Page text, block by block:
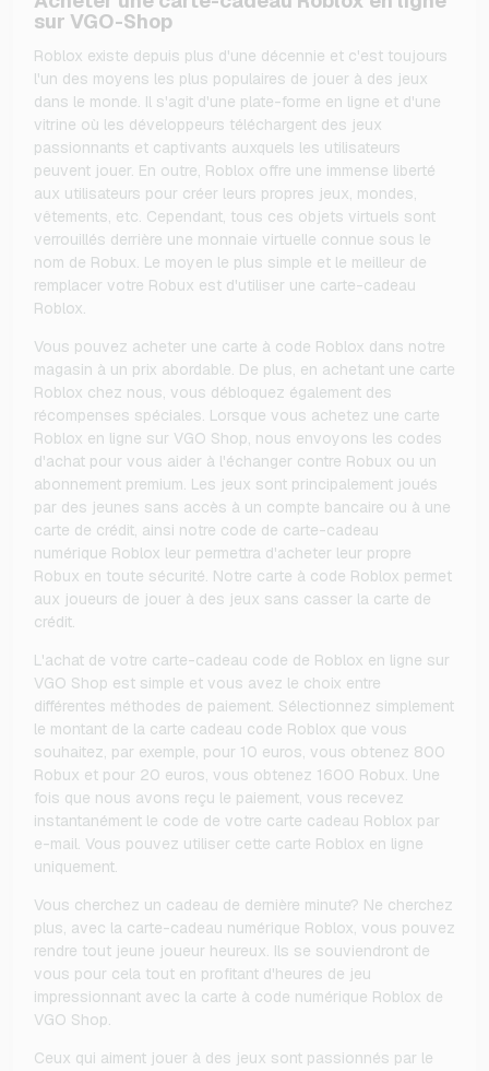
sur VGO-Shop
Roblox existe depuis plus d'une décennie et c'est toujours
l'un des moyens les plus populaires de jouer à des jeux
dans le monde. Il s'agit d'une plate-forme en ligne et d'une
vitrine où les développeurs téléchargent des jeux
passionnants et captivants auxquels les utilisateurs
peuvent jouer. En outre, Roblox offre une immense liberté
aux utilisateurs pour créer leurs propres jeux, mondes,
vêtements, etc. Cependant, tous ces objets virtuels sont
verrouillés derrière une monnaie virtuelle connue sous le
nom de Robux. Le moyen le plus simple et le meilleur de
remplacer votre Robux est d'utiliser une carte-cadeau
Roblox.
Vous pouvez acheter une carte à code Roblox dans notre
magasin à un prix abordable. De plus, en achetant une carte
Roblox chez nous, vous débloquez également des
récompenses spéciales. Lorsque vous achetez une carte
Roblox en ligne sur VGO Shop, nous envoyons les codes
d'achat pour vous aider à l'échanger contre Robux ou un
abonnement premium. Les jeux sont principalement joués
par des jeunes sans accès à un compte bancaire ou à une
carte de crédit, ainsi notre code de carte-cadeau
numérique Roblox leur permettra d'acheter leur propre
Robux en toute sécurité. Notre carte à code Roblox permet
aux joueurs de jouer à des jeux sans casser la carte de
crédit.
L'achat de votre carte-cadeau code de Roblox en ligne sur
VGO Shop est simple et vous avez le choix entre
différentes méthodes de paiement. Sélectionnez simplement
le montant de la carte cadeau code Roblox que vous
souhaitez, par exemple, pour 10 euros, vous obtenez 800
Robux et pour 20 euros, vous obtenez 1600 Robux. Une
fois que nous avons reçu le paiement, vous recevez
instantanément le code de votre carte cadeau Roblox par
e-mail. Vous pouvez utiliser cette carte Roblox en ligne
uniquement.
Vous cherchez un cadeau de dernière minute? Ne cherchez
plus, avec la carte-cadeau numérique Roblox, vous pouvez
rendre tout jeune joueur heureux. Ils se souviendront de
vous pour cela tout en profitant d'heures de jeu
impressionnant avec la carte à code numérique Roblox de
VGO Shop.
Ceux qui aiment jouer à des jeux sont passionnés par le